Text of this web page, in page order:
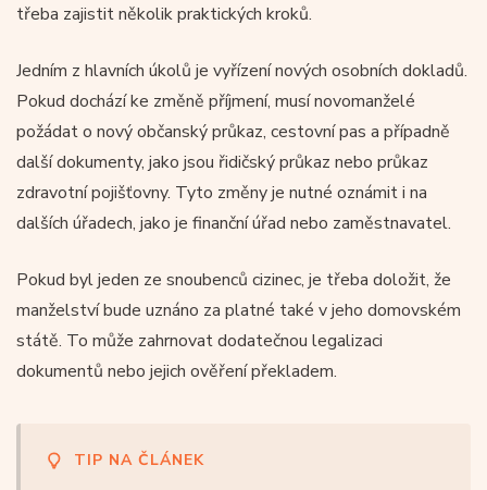
třeba zajistit několik praktických kroků.
Jedním z hlavních úkolů je vyřízení nových osobních dokladů.
Pokud dochází ke změně příjmení, musí novomanželé
požádat o nový občanský průkaz, cestovní pas a případně
další dokumenty, jako jsou řidičský průkaz nebo průkaz
zdravotní pojišťovny. Tyto změny je nutné oznámit i na
dalších úřadech, jako je finanční úřad nebo zaměstnavatel.
Pokud byl jeden ze snoubenců cizinec, je třeba doložit, že
manželství bude uznáno za platné také v jeho domovském
státě. To může zahrnovat dodatečnou legalizaci
dokumentů nebo jejich ověření překladem.
TIP NA ČLÁNEK